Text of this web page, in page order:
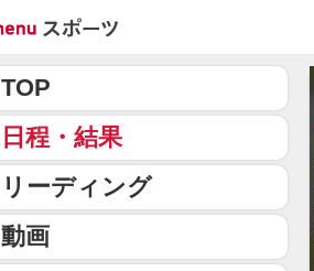
TOP
日程・結果
リーディング
動画